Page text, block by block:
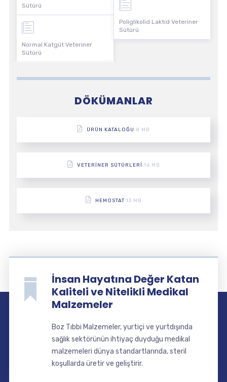
Sütürü
Normal Katgüt Veteriner
Sütürü
Poliglikolid Laktid Veteriner
Sütürü
DÖKÜMANLAR
ÜRÜN KATALOĞU 8 MB
VETERINER SÜTÜRLERI 14 MB
HEMOSTAT 13 MB
İnsan Hayatına Değer Katan
Kaliteli ve Nitelikli Medikal
Malzemeler
Boz Tıbbi Malzemeler, yurtiçi ve yurtdışında
sağlık sektörünün ihtiyaç duyduğu medikal
malzemeleri dünya standartlarında, steril
koşullarda üretir ve geliştirir.